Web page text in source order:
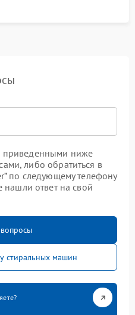
приведенными ниже
либо обратиться в
по следующему телефону
нашли ответ на свой
стиральных машин